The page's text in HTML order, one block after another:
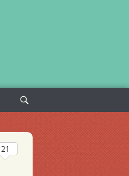
Sök
efter:
21